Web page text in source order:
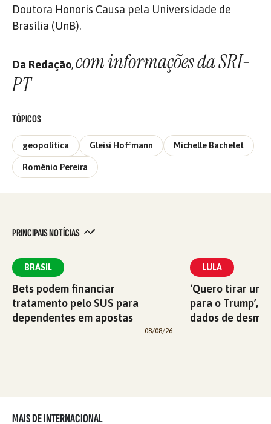
Doutora Honoris Causa pela Universidade de
Brasília (UnB).
Da Redação,com informações da SRI-
PT
TÓPICOS
geopolítica Gleisi Hoffmann Michelle Bachelet
Romênio Pereira
PRINCIPAIS NOTÍCIAS
BRASIL
Bets podem financiar
tratamento pelo SUS para
dependentes em apostas
08/08/26
LULA
‘Quero tirar
para o Trump’,
dados de
MAIS DE INTERNACIONAL